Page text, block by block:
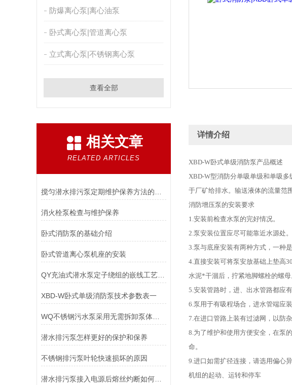
防爆离心泵|离心油泵
卧式离心泵|管道离心泵
立式离心泵|不锈钢离心泵
查看全部
相关文章
RELATED ARTICLES
消火栓泵检查与维护保养
卧式消防泵的基础介绍
卧式管道离心泵机座的安装
QY充油式潜水泵定子绕组的嵌线工艺与要求
XBD-W卧式单级消防泵技术参数表一
WQ不锈钢污水泵采用无需拆卸泵体即可更换机封的独特设计
潜水排污泵怎样更好的保护和保养
不锈钢排污泵叶轮快速损坏的原因
潜水排污泵接入电源后熔丝灼断如何处理
详情介绍
XBD-W卧式单级消防泵产品概述
XBD-W型消防分单吸单级和单吸
于厂矿给排水。输送液体的流量范
消防增压泵的安装要求
1.安装前检查水泵的完好情况。
2.泵安装位置应尽可能靠近水源处。
3.泵与底座安装有两种方式，一种
4.直接安装可将泵安放基础上垫高
水泥*干涸后，拧紧地脚螺栓的螺母
5.安装管路时，进、出水管路都应
6.泵用于有吸程场合，进水管端应
7.在进口管路上装有过滤网，以防
8.为了维护和使用方便安全，在泵
命。
9.进口如需扩径连接，请选用偏心异
机组的起动、运转和停车